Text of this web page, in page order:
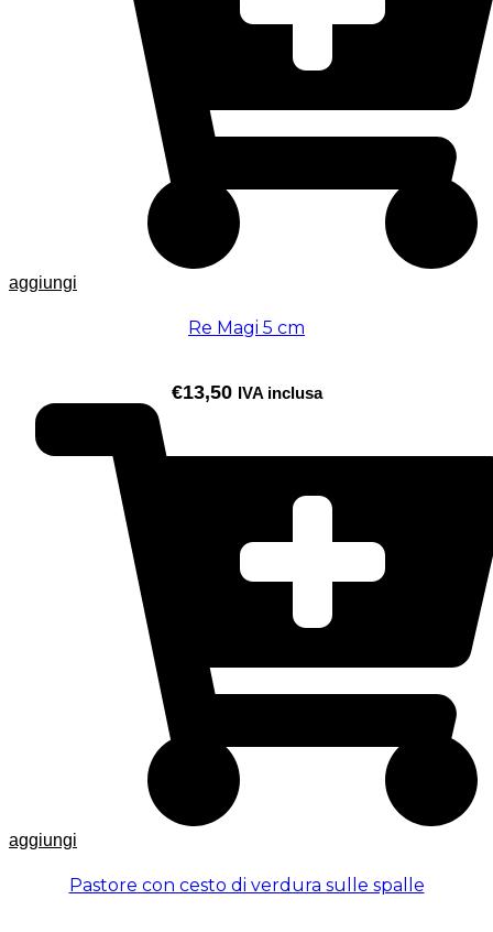
aggiungi
Re Magi 5 cm
€13,50 IVA inclusa
aggiungi
Pastore con cesto di verdura sulle spalle